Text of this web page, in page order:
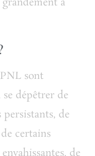
sont
dépêtrer de
de
certains